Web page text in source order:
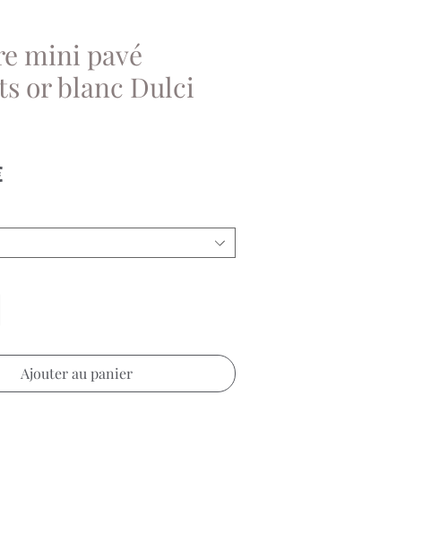
mini pavé
or blanc Dulci
Ajouter au panier